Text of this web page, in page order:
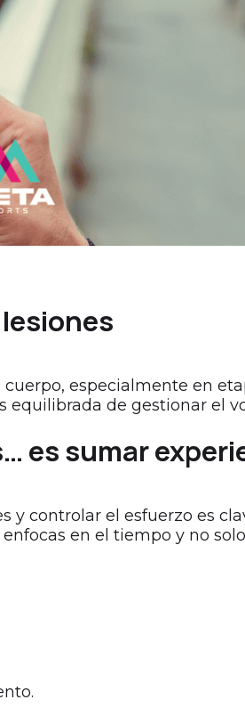
especialmente en
de gestionar el
es sumar
y controlar el esfuerzo es
en el tiempo y no